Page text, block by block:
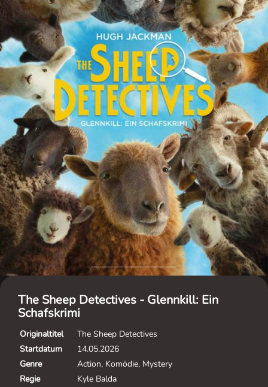
The Sheep Detectives - Glennkill: Ein
Schafskrimi
Originaltitel
The Sheep Detectives
Startdatum
14.05.2026
Genre
Action, Komödie, Mystery
Regie
Kyle Balda